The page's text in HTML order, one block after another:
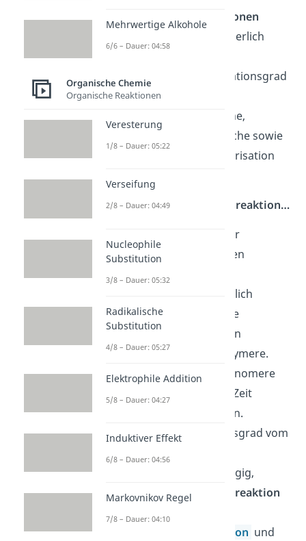
lebende
Polymerisationen
, die kontinuierlich
maximalen Polymerisationsgrad
erreicht haben.
radikalische,
kationischesowie
Polymerisation
Bei derStufenwachstumsreaktion…
oder
Katalysator
zum Starten
benötigt.
reagieren unterschiedlich
langkettige Monomere
miteinander und bilden
verschieden lange Polymere.
reagieren kleinere Monomere
häufiger. Erst mit der Zeit
entstehen lange Ketten.
ist der Polymerisationsgrad vom
Umsatz (Menge vom
Ausgangsstoff) abhängig,
sodasskeine Abbruchreaktion
stattfindet.
Polyaddition und
Mehrwertige Alkohole
6/6 – Dauer: 04:58
Organische Chemie
Organische Reaktionen
Veresterung
1/8 – Dauer: 05:22
Verseifung
2/8 – Dauer: 04:49
Nucleophile
Substitution
3/8 – Dauer: 05:32
Radikalische
Substitution
4/8 – Dauer: 05:27
Elektrophile Addition
5/8 – Dauer: 04:27
Induktiver Effekt
6/8 – Dauer: 04:56
Markovnikov Regel
7/8 – Dauer: 04:10